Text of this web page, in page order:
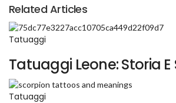
Related Articles
Tatuaggi
Tatuaggi Leone: Storia
Tatuaggi